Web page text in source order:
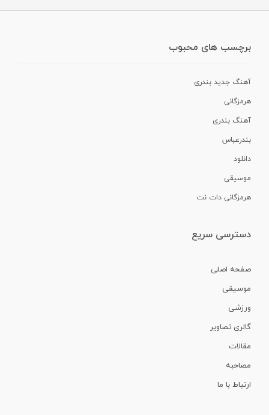
برچسب های محبوب
آهنگ جدید بندری
هرمزگانی
آهنگ بندری
بندرعباس
دانلود
موسیقی
هرمزگانی دات نت
دسترسی سریع
صفحه اصلی
موسیقی
ورزشی
گالری تصاویر
مقالات
مصاحبه
ارتباط با ما